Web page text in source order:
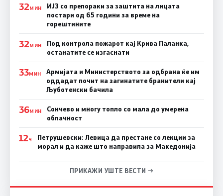
32МИН
ИЈЗ со препораки за заштита на лицата
постари од 65 години за време на
горештините
32МИН
Под контрола пожарот кај Крива Паланка,
останатите се изгаснати
33МИН
Армијата и Министерството за одбрана ќе им
оддадат почит на загинатите бранители кај
Љуботенски бачила
36МИН
Сончево и многу топло со мала до умерена
облачност
12Ч
Петрушевски: Левица да престане со лекции за
морал и да каже што направила за Македонија
ПРИКАЖИ УШТЕ ВЕСТИ →